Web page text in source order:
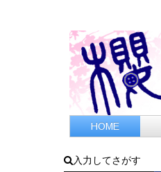
HOME
入力してさがす